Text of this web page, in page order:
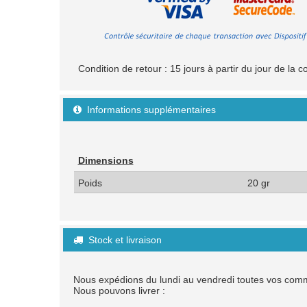
Condition de retour : 15 jours à partir du jour de la
 Informations supplémentaires
Dimensions
Poids 20 gr
 Stock et livraison
Nous expédions du lundi au vendredi toutes vos
Nous pouvons livrer :